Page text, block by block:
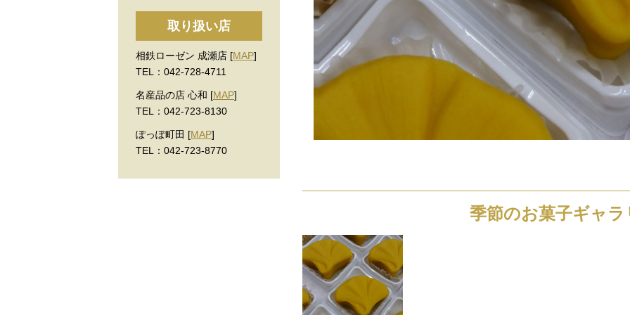
季節のお菓子ギャラ
取り扱い店
相鉄ローゼン 成瀬店 [MAP]
TEL：042-728-4711
名産品の店 心和 [MAP]
TEL：042-723-8130
ぽっぽ町田 [MAP]
TEL：042-723-8770